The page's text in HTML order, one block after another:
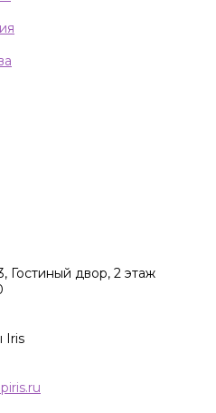
Гостиный двор, 2 этаж
Iris